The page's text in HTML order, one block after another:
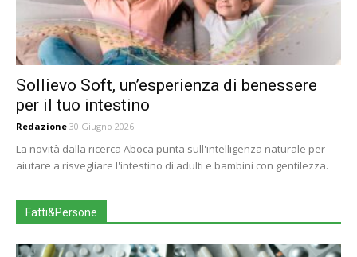
Sollievo Soft, un’esperienza di benessere
per il tuo intestino
Redazione 30 Giugno 2026
La novità dalla ricerca Aboca punta sull'intelligenza naturale per
aiutare a risvegliare l'intestino di adulti e bambini con gentilezza.
Fatti&Persone